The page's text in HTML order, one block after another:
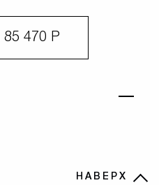
85 470 Р
НАВЕРХ